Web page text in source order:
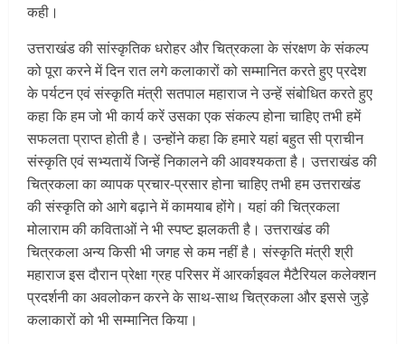
कही।
उत्तराखंड की सांस्कृतिक धरोहर और चित्रकला के संरक्षण के संकल्प
को पूरा करने में दिन रात लगे कलाकारों को सम्मानित करते हुए प्रदेश
के पर्यटन एवं संस्कृति मंत्री सतपाल महाराज ने उन्हें संबोधित करते हुए
कहा कि हम जो भी कार्य करें उसका एक संकल्प होना चाहिए तभी हमें
सफलता प्राप्त होती है। उन्होंने कहा कि हमारे यहां बहुत सी प्राचीन
संस्कृति एवं सभ्यतायें जिन्हें निकालने की आवश्यकता है। उत्तराखंड की
चित्रकला का व्यापक प्रचार-प्रसार होना चाहिए तभी हम उत्तराखंड
की संस्कृति को आगे बढ़ाने में कामयाब होंगे। यहां की चित्रकला
मोलाराम की कविताओं ने भी स्पष्ट झलकती है। उत्तराखंड की
चित्रकला अन्य किसी भी जगह से कम नहीं है। संस्कृति मंत्री श्री
महाराज इस दौरान प्रेक्षा ग्रह परिसर में आरर्काइवल मैटैरियल कलेक्शन
प्रदर्शनी का अवलोकन करने के साथ-साथ चित्रकला और इससे जुड़े
कलाकारों को भी सम्मानित किया।